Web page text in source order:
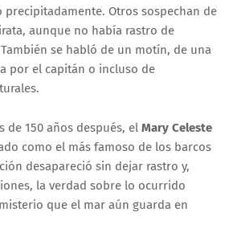
precipitadamente. Otros sospechan de
aunque no había rastro de
se habló de un motín, de una
por el capitán o incluso de
de 150 años después, el Mary Celeste
como el más famoso de los barcos
desapareció sin dejar rastro y,
la verdad sobre lo ocurrido
que el mar aún guarda en